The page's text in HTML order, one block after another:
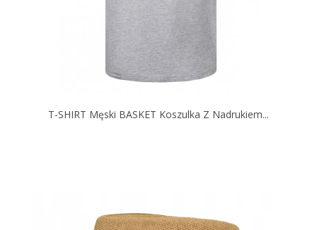
T-SHIRT Męski BASKET Koszulka Z Nadrukiem...